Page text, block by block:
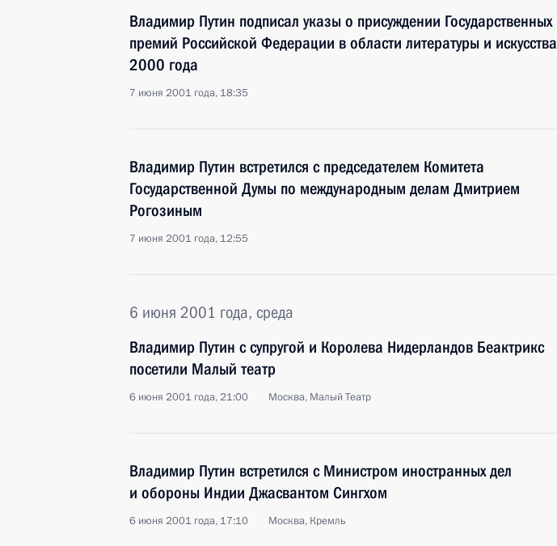
Владимир Путин подписал указы о присуждении Государственных
премий Российской Федерации в области литературы и искусства
2000 года
7 июня 2001 года, 18:35
Владимир Путин встретился с председателем Комитета
Государственной Думы по международным делам Дмитрием
Рогозиным
7 июня 2001 года, 12:55
6 июня 2001 года, среда
Владимир Путин с супругой и Королева Нидерландов Беактрикс
посетили Малый театр
6 июня 2001 года, 21:00 Москва, Малый Театр
Владимир Путин встретился с Министром иностранных дел
и обороны Индии Джасвантом Сингхом
6 июня 2001 года, 17:10 Москва, Кремль